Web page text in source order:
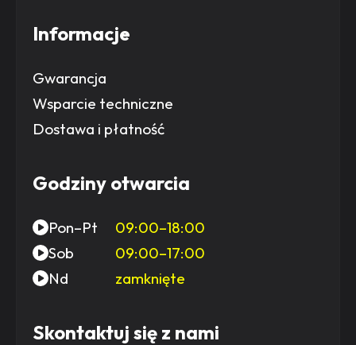
Informacje
Gwarancja
Wsparcie techniczne
Dostawa i płatność
Godziny otwarcia
Pon–Pt
09:00–18:00
Sob
09:00–17:00
Nd
zamknięte
Skontaktuj się z nami